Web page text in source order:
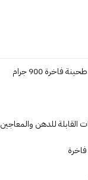
فاخرة 900 جرام
القابلة للدهن والمعاجين